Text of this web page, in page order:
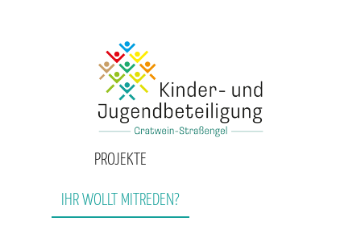
PROJEKTE
IHR WOLLT MITREDEN?